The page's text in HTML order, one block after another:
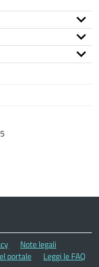
Note legali
portale
Leggi le FAQ